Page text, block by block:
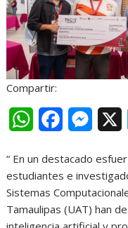
Compartir:
W
a
t
s
c
e
b
M
s
s
e
“ En un destacado
estudiantes e
Sistemas
Tamaulipas (UAT) han